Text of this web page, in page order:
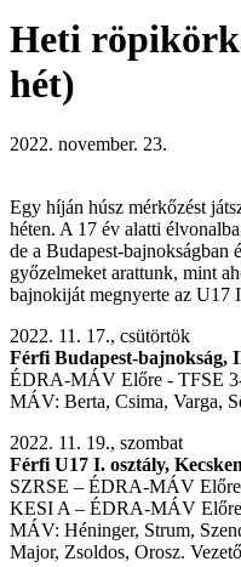
Heti
hét)
2022. november. 23.
Egy híján húsz mérkőzést
héten. A 17 év alatti
de a Budapest-bajnokságban
győzelmeket arattunk, mint
bajnokiját megnyerte az U17
2022. 11. 17., csütörtök
Férfi Budapest-bajnokság,
ÉDRA-MÁV Előre - TFSE
MÁV: Berta, Csima, Varga,
2022. 11. 19., szombat
Férfi U17 I. osztály,
SZRSE – ÉDRA-MÁV
KESI A – ÉDRA-MÁV
MÁV: Héninger, Strum,
Major, Zsoldos, Orosz.